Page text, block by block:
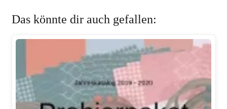
Das könnte dir auch gefallen: